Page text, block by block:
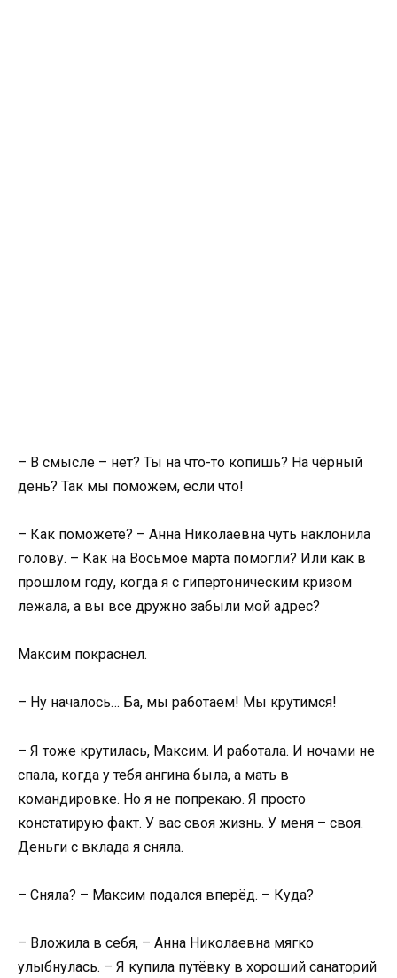
– В смысле – нет? Ты на что-то копишь? На чёрный
день? Так мы поможем, если что!
– Как поможете? – Анна Николаевна чуть наклонила
голову. – Как на Восьмое марта помогли? Или как в
прошлом году, когда я с гипертоническим кризом
лежала, а вы все дружно забыли мой адрес?
Максим покраснел.
– Ну началось… Ба, мы работаем! Мы крутимся!
– Я тоже крутилась, Максим. И работала. И ночами не
спала, когда у тебя ангина была, а мать в
командировке. Но я не попрекаю. Я просто
констатирую факт. У вас своя жизнь. У меня – своя.
Деньги с вклада я сняла.
– Сняла? – Максим подался вперёд. – Куда?
– Вложила в себя, – Анна Николаевна мягко
улыбнулась. – Я купила путёвку в хороший санаторий